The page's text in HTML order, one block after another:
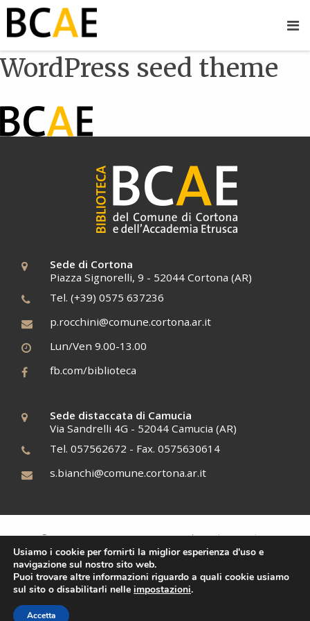
WordPress seed theme
Sede di Cortona
Piazza Signorelli, 9 - 52044 Cortona (AR)
Tel. (+39) 0575 637236
p.rocchini@comune.cortona.ar.it
Lun/Ven 9.00-13.00
fb.com/biblioteca
Sede distaccata di Camucia
Via Sandrelli 4G - 52044 Camucia (AR)
Tel. 057562672 - Fax. 0575630614
s.bianchi@comune.cortona.ar.it
© 2017 BCAE, C.F. 12345678910 |Cookies policy
Siti Web Tiphys
Usiamo i cookie per fornirti la miglior esperienza d'uso e
navigazione sul nostro sito web.
Puoi trovare altre informazioni riguardo a quali cookie usiamo
sul sito o disabilitarli nelle impostazioni.
Accetta